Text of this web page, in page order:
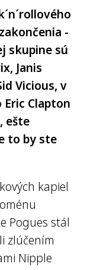
-
skupine sú
Janis
Vicious, v
Clapton
ešte
to by ste
kapiel
Pogues stál
zlúčením
Nipple